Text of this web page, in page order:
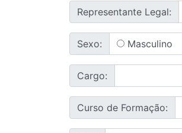
Representante Legal:
Sexo: Masculino
Cargo:
Curso de Formação: